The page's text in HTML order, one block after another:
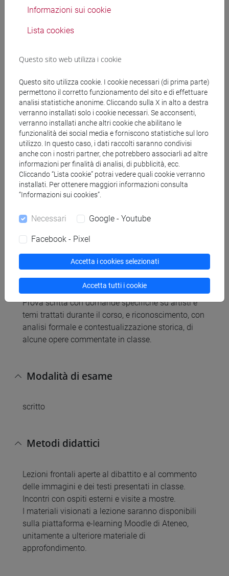
Testi di riferimento
Appunti delle lezioni.
Hal Foster, Rosalind Krauss, Yve-Alain Bois,
Benjamin Buchloch, David Joselit, Arte dal 1900:
modernismo, antimodernismo, postmodernismo, a
cura di Elio Grazioli, Bologna, Zanichelli, 2016 (o
edizioni precedenti)
Ulteriore materiale bibliografico verrà comunicato e
fornito all'inizio del corso.
Integrazione bibliografica obbligatoria per i/le non
dell'arte moderna, Torino, Einaudi, 1975 (o edizioni
successive)
Modalità di verifica dell'apprendimento
Prova scritta con domande specifiche su artisti e
temi trattati durante il corso, e riconoscimento, con
analisi formale e contestualizzazione storica, di
alcune opere commentate in classe.
Modalità di esame
scritto
Metodi didattici
Lezioni frontali aperte al dibattito e al commento
delle immagini e dei testi presentati in classe.
Incontri con ospiti esterni e visite a mostre.
I materiali visionati a lezione saranno disponibili
sulla piattaforma e-learning Moodle di Ateneo,
unitamente a ulteriore materiale di
approfondimento.
Informazioni sui cookie
Lista cookies
Questo sito web utilizza i cookie
Questo sito utilizza cookie. I cookie necessari (di prima parte)
permettono il corretto funzionamento del sito e di effettuare
analisi statistiche anonime. Cliccando sulla X in alto a destra
verranno installati solo i cookie necessari. Se acconsenti,
verranno installati anche altri cookie che abilitano le
funzionalità dei social media e forniscono statistiche sul loro
utilizzo. In questo caso, i dati raccolti saranno condivisi
anche con i nostri partner, che potrebbero associarli ad altre
informazioni per finalità di analisi, di pubblicità, ecc.
Cliccando “Lista cookie” potrai vedere quali cookie verranno
installati. Per ottenere maggiori informazioni consulta
“Informazioni sui cookies”.
Necessari Google - Youtube
Facebook - Pixel
Accetta i cookies selezionati
Accetta tutti i cookie